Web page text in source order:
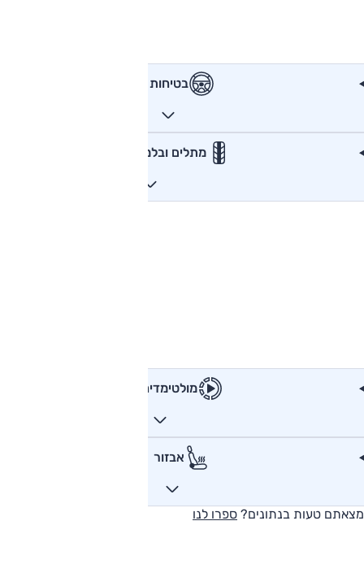
בטיחות
מתלים ובלמים
מולטימדיה
אבזור
מצאתם טעות בנתונים? ספרו לנו